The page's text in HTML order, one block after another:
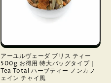
アーユルヴェーダ ブリス ティー
500g お得用 特大バッグタイプ｜
Tea Total ハーブティー ノンカフ
ェイン チャイ風